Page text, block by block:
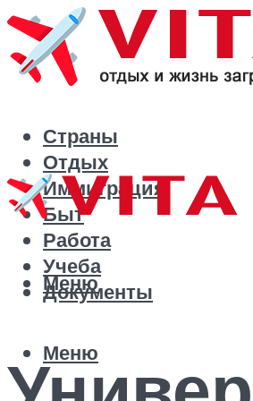
Страны
Отдых
Иммиграция
Быт
Работа
Учеба
Документы
Меню
Меню